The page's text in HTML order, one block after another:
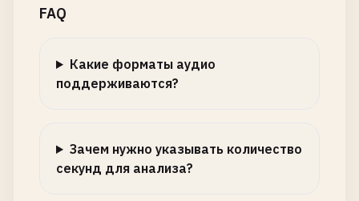
FAQ
Какие форматы аудио
поддерживаются?
Зачем нужно указывать количество
секунд для анализа?